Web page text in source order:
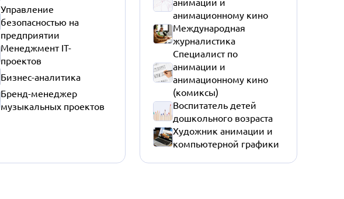
Управление
безопасностью на
предприятии
Менеджмент IT-
проектов
Бизнес-аналитика
Бренд-менеджер
музыкальных проектов
анимационному кино
Международная
журналистика
Специалист по
анимации и
анимационному кино
(комиксы)
Воспитатель детей
дошкольного возраста
Художник анимации и
компьютерной графики